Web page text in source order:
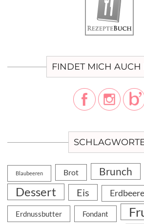
FINDET MICH AUCH
Blaubeeren Brot Brunch
Dessert Eis
Erdnussbutter Fondant